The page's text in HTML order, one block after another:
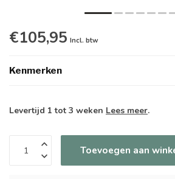
€105,95 Incl. btw
Kenmerken
Levertijd 1 tot 3 weken Lees meer.
Toevoegen aan